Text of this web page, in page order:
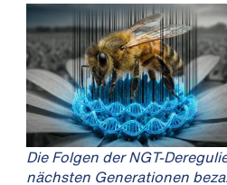
Die Folgen der NGT-
nächsten Generationen